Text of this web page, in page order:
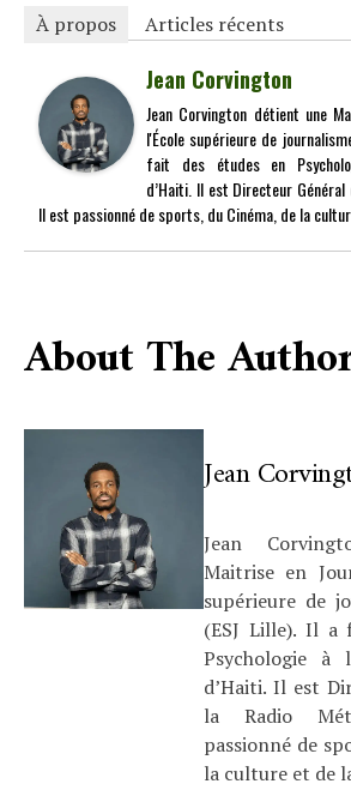
À propos Articles récents
Jean Corvington
Jean Corvington détient une
l'École supérieure de
fait des études en
d’Haiti. Il est Directeur Général
Il est passionné de sports, du Cinéma, de la
About The
Jean
Jean
Maitrise en
supérieure de
(ESJ Lille). Il a
Psychologie à
d’Haiti. Il est
la Radio
passionné de
la culture et de